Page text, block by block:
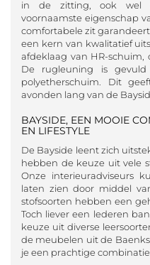
in de zitting, ook wel
voornaamste eigenschap
comfortabele zit
een kern van kwalitatief
afdeklaag van HR-schuim,
De rugleuning is
polyetherschuim. Dit
avonden lang van de
BAYSIDE, EEN MOOIE
EN LIFESTYLE
De Bayside leent zich
hebben de keuze uit vele
Onze interieuradviseurs
laten zien door middel
stofsoorten hebben een
Toch liever een lederen
keuze uit diverse
de meubelen uit de
je een prachtige